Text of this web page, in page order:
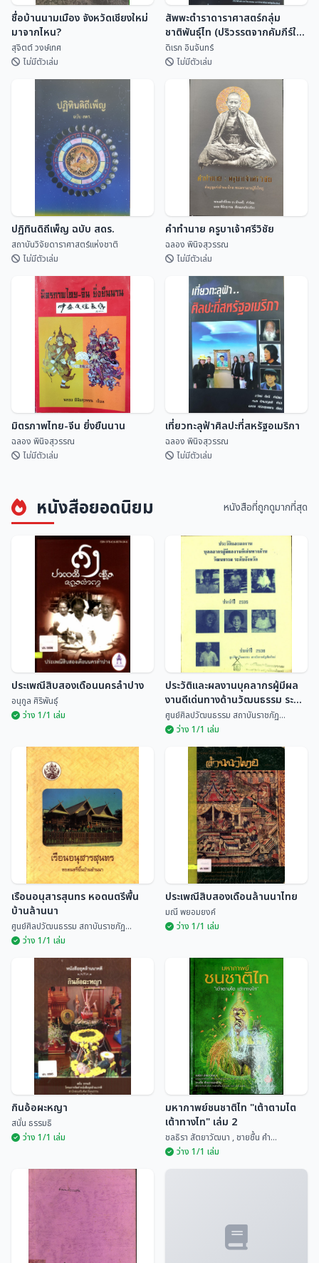
ชื่อบ้านนามเมือง จังหวัดเชียงใหม่
มาจากไหน?
สุจิตต์ วงษ์เทศ
ชื่อบ้านนามเมือง จังหวัดเชียงใหม่
มาจากไหน?
สุจิตต์ วงษ์เทศ
ไม่มีตัวเล่ม
สัพพะตำราดาราศาสตร์กลุ่ม
ชาติพันธุ์ไท (ปริวรรตจากคัมภีร์ใบ
ลานและพับสา)
ดิเรก อินจันทร์
สัพพะตำราดาราศาสตร์กลุ่ม
ชาติพันธุ์ไท (ปริวรรตจากคัมภีร์ใบ
ลานและพับสา)
ดิเรก อินจันทร์
ไม่มีตัวเล่ม
ปฏิทินดิถีเพ็ญ ฉบับ สดร.
สถาบันวิจัยดาราศาสตร...
ปฏิทินดิถีเพ็ญ ฉบับ สดร.
สถาบันวิจัยดาราศาสตร์แห่งชาติ
ไม่มีตัวเล่ม
คำทำนาย ครูบาเจ้าศรีวิชัย
ฉลอง พินิจสุวรรณ
คำทำนาย ครูบาเจ้าศรีวิชัย
ฉลอง พินิจสุวรรณ
ไม่มีตัวเล่ม
มิตรภาพไทย-จีน ยิ่งยืนนาน
มิตรภาพไทย-จีน ยิ่งยืนนาน
ฉลอง พินิจสุวรรณ
ไม่มีตัวเล่ม
เที่ยวทะลุฟ้าศิลปะที่สหรัฐอเมริกา
ฉลอง พินิจสุวรรณ
ไม่มีตัวเล่ม
หนังสือยอดนิยม หนังสือที่ถูกดูมากที่สุด
ประเพณีสิบสองเดือนนครลำปาง
อนุกูล ศิริพันธุ์
ประเพณีสิบสองเดือนนครลำปาง
อนุกูล ศิริพันธุ์
ว่าง 1/1 เล่ม
ประวัติและผลงานบุคลากรผู้มีผล
งานดีเด่นทางด้านวัฒนธรรม
ระดับจังหวัด ประจำปี 2535
ศูนย์ศิลปวัฒนธรรม สถ...
ประวัติและผลงานบุคลากรผู้มีผล
งานดีเด่นทางด้านวัฒนธรรม ระดับ
จังหวัด ประจำปี 2535
ศูนย์ศิลปวัฒนธรรม สถาบันราชภัฏ...
ว่าง 1/1 เล่ม
เรือนอนุสารสุนทร หอดนตรีพื้น
บ้านล้านนา
ศูนย์ศิลปวัฒนธรรม สถ...
เรือนอนุสารสุนทร หอดนตรีพื้น
บ้านล้านนา
ศูนย์ศิลปวัฒนธรรม สถาบันราชภัฏ...
ว่าง 1/1 เล่ม
ประเพณีสิบสองเดือนล้านนาไทย
มณี พยอมยงค์
ประเพณีสิบสองเดือนล้านนาไทย
มณี พยอมยงค์
ว่าง 1/1 เล่ม
กินอ้อผะหญา
สนั่น ธรรมธิ
ว่าง 1/1 เล่ม
มหากาพย์ชนชาติไท "เต้าตามไต
เต้าทางไท" เล่ม 2
ชลธิรา สัตยาวัฒนา , ชายชื้น คำ...
ว่าง 1/1 เล่ม